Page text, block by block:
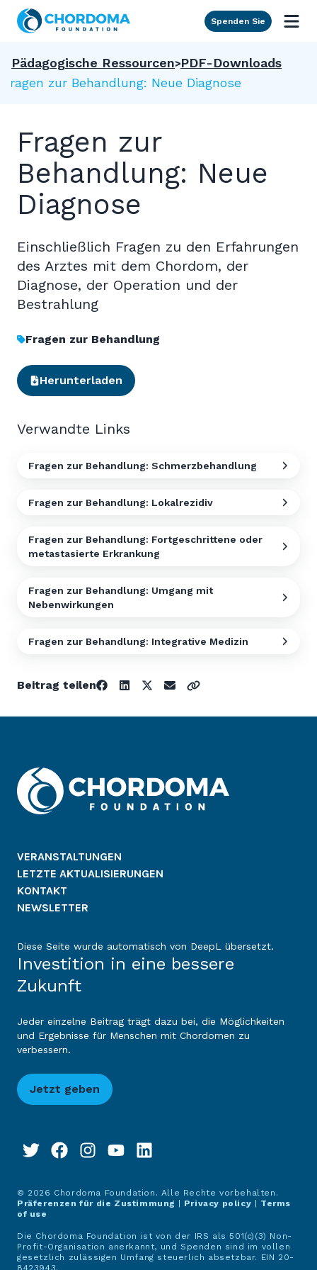
Skip to Main Content
Spenden Sie
Pädagogische Ressourcen PDF-Downloads
Fragen zur Behandlung: Neue Diagnose
Fragen zur
Behandlung: Neue
Diagnose
Einschließlich Fragen zu den Erfahrungen
des Arztes mit dem Chordom, der
Diagnose, der Operation und der
Bestrahlung
Fragen zur Behandlung
Herunterladen
Verwandte Links
Fragen zur Behandlung: Schmerzbehandlung
Fragen zur Behandlung: Lokalrezidiv
Fragen zur Behandlung: Fortgeschrittene oder
metastasierte Erkrankung
Fragen zur Behandlung: Umgang mit
Nebenwirkungen
Fragen zur Behandlung: Integrative Medizin
Beitrag teilen
VERANSTALTUNGEN
LETZTE AKTUALISIERUNGEN
KONTAKT
NEWSLETTER
Diese Seite wurde automatisch von DeepL übersetzt.
Investition in eine bessere
Zukunft
Jeder einzelne Beitrag trägt dazu bei, die Möglichkeiten
und Ergebnisse für Menschen mit Chordomen zu
verbessern.
Jetzt geben
© 2026 Chordoma Foundation. Alle Rechte vorbehalten.
Präferenzen für die Zustimmung
Privacy policy
Terms
of use
Die Chordoma Foundation ist von der IRS als 501(c)(3) Non-
Profit-Organisation anerkannt, und Spenden sind im vollen
gesetzlich zulässigen Umfang steuerlich absetzbar. EIN 20-
8423943.